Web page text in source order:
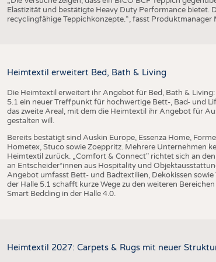
TESTS
AUSSCHREIBUNGEN
DTV AUSSCHREIBUNGSDIENST
TERMINE
Elastizität und bestätigte Heavy Duty Performance bietet.
recyclingfähige Teppichkonzepte.“, fasst Produktmanager
Heimtextil erweitert Bed, Bath & Living
Die Heimtextil erweitert ihr Angebot für Bed, Bath &
5.1 ein neuer Treffpunkt für hochwertige Bett-, Bad- und
das zweite Areal, mit dem die Heimtextil ihr Angebot für
gestalten will.
Bereits bestätigt sind Auskin Europe, Essenza Home,
Hometex, Stuco sowie Zoeppritz. Mehrere Unternehmen
Heimtextil zurück. „Comfort & Connect" richtet sich an
an Entscheider*innen aus Hospitality und
Angebot umfasst Bett- und Badtextilien, Dekokissen
der Halle 5.1 schafft kurze Wege zu den weiteren
Smart Bedding in der Halle 4.0.
Heimtextil 2027: Carpets & Rugs mit neuer